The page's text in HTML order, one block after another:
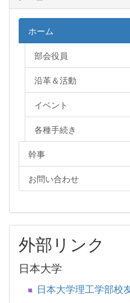
ホーム
部会役員
沿革＆活動
イベント
各種手続き
幹事
お問い合わせ
外部リンク
日本大学
日本大学理工学部校